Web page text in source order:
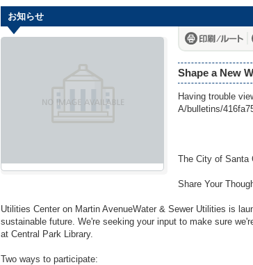
お知らせ
Shape a New
Having trouble
A/bulletins/
The City of Santa
Share Your
Utilities Center on Martin AvenueWater & Sewer Utilities is
sustainable future. We're seeking your input to make sure
at Central Park Library.
Two ways to participate: